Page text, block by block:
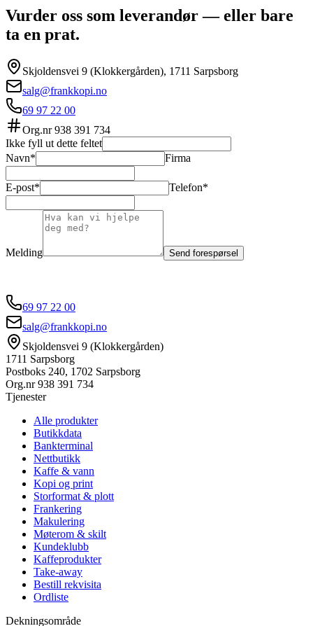
Vurder oss som leverandør — eller bare
ta en prat.
Skjoldensvei 9 (Klokkergården), 1711 Sarpsborg
salg@frankkopi.no
69 97 22 00
Org.nr938 391 734
Ikke fyll ut dette feltet
Navn*
Firma
E-post* Telefon*
Melding Send forespørsel
69 97 22 00
salg@frankkopi.no
Skjoldensvei 9 (Klokkergården)
1711 Sarpsborg
Postboks 240, 1702 Sarpsborg
Org.nr938 391 734
Tjenester
Alle produkter
Butikkdata
Bankterminal
Nettbutikk
Kaffe & vann
Kopi og print
Storformat & plott
Frankering
Makulering
Møterom & skilt
Kundeklubb
Kaffeprodukter
Take-away
Bestill rekvisita
Ordliste
Dekningsområde